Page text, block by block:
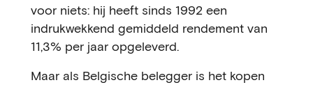
voor niets: hij heeft sinds 1992 een
indrukwekkend gemiddeld rendement van
11,3% per jaar opgeleverd.
Maar als Belgische belegger is het kopen